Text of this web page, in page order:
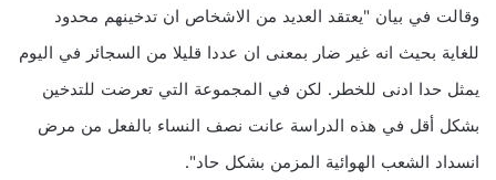
وقالت في بيان "يعتقد العديد من الاشخاص ان تدخينهم محدود
للغاية بحيث انه غير ضار بمعنى ان عددا قليلا من السجائر في اليوم
يمثل حدا ادنى للخطر. لكن في المجموعة التي تعرضت للتدخين
بشكل أقل في هذه الدراسة عانت نصف النساء بالفعل من مرض
انسداد الشعب الهوائية المزمن بشكل حاد".